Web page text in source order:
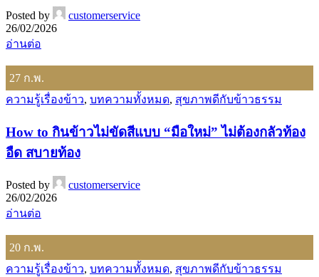
Posted by
customerservice
26/02/2026
อ่านต่อ
27 ก.พ.
ความรู้เรื่องข้าว, บทความทั้งหมด, สุขภาพดีกับข้าวธรรม
How to กินข้าวไม่ขัดสีแบบ “มือใหม่” ไม่ต้องกลัวท้อง
อืด สบายท้อง
Posted by
customerservice
26/02/2026
อ่านต่อ
20 ก.พ.
ความรู้เรื่องข้าว, บทความทั้งหมด, สุขภาพดีกับข้าวธรรม